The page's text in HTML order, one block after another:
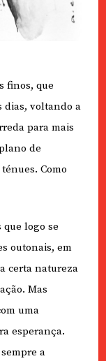
finos, que
dias, voltando a
para mais
de
Como
que logo se
outonais, em
certa natureza
Mas
uma
esperança.
a